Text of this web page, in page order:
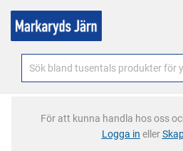
För att kunna handla hos oss
Logga in eller